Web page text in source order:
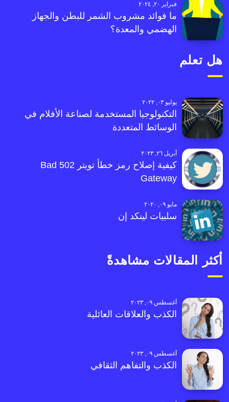
فبراير ٢٠, ٢٠٢٤
ما فوائد مشروب الشمر للبطن والجهاز
الهضمي والمعدة؟
هل تعلم
يوليو ٠٣, ٢٠٢٢
التكنولوجيا المستخدمة لصناعة الأفلام في
الوسائط المتعددة
أبريل ٢٦, ٢٠٢٣
كيفية إصلاح رمز خطأ تويتر 502 Bad
Gateway
مايو ٠٩, ٢٠٢٠
سلبيات لينكد إن
أكثر المقالات مشاهدةً
أغسطس ٠٩, ٢٠٢٣
الكذب والعلاقات العائلية
أغسطس ٠٩, ٢٠٢٣
الكذب والتفاهم الثقافي